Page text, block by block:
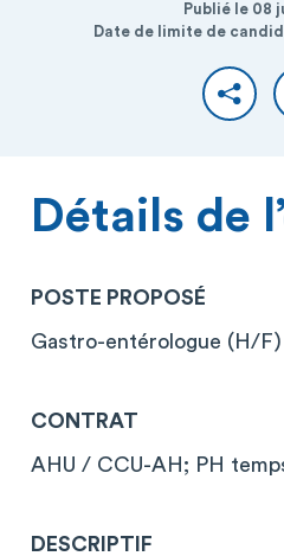
Publié le 08
Date de limite de
Détails de
POSTE PROPOSÉ
Gastro-entérologue (H/F)
CONTRAT
AHU / CCU-AH; PH
DESCRIPTIF